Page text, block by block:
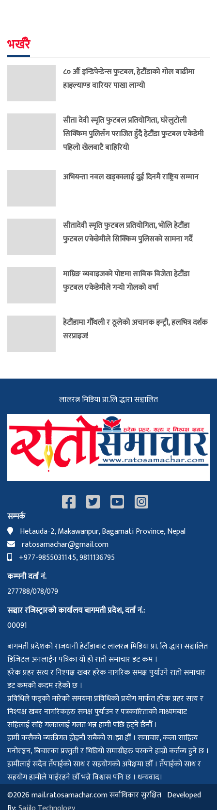
भर्खरै
८० औं इन्डिपेन्डेन्स फुटबल, हेटौंडाको गोल बाढीमा
हाइल्याण्ड वारियर पाखा लाग्यो
सीता देवी स्मृति फुटबल प्रतियोगिता, घरेलुटोली
सिक्किम पुलिसँग पराजित हुँदै हेटौंडा फुटबल एकेडेमी
पहिलो खेलबाटै बाहिरियो
अभियन्ता नवल खड्कालाई दुई दिनमै राष्ट्रिय सम्मान
सीतादेवी स्मृति फुटबल प्रतियोगिता, भोलि हेटौंडा
फुटबल एकेडेमीले सिक्किम पुलिसको सामना गर्दै
माम्रिङ व्यवाइजको पोष्टमा साविक विजेता हेटौंडा
फुटबल एकेडेमीले गर्‍यो गोलको वर्षा
हेटौंडामा गौँथली र ठूलेको अचानक इन्ट्री, हलभित्र दर्शक
सरप्राइज!
लालरत्न मिडिया प्रा.लि द्धारा सञ्चालित
सम्पर्क
Hetauda-2, Makawanpur, Bagamati Province, Nepal
ratosamachar@gmail.com
+977-9855031145, 9811136795
कम्पनी दर्ता नं.
277788/078/079
सञ्चार रजिस्ट्रारको कार्यालय बागमती प्रदेश, दर्ता नं.:
00091
बागमती प्रदेशको राजधानी हेटौँडाबाट लालरत्न मिडिया प्रा. लि द्धारा सञ्चालित
डिजिटल अनलाईन पत्रिका यो हो रातो समाचार डट कम ।
हरेक प्रहर सत्य र निश्पक्ष खबर हरेक नागरिक समक्ष पुर्याउने रातो समाचार
डट कमको कदम रहेको छ ।
प्रविधिले फड्को मारेको समयमा प्रविधिको प्रयोग मार्फत हरेक प्रहर सत्य र
निश्पक्ष खबर नागरिकहरु समक्ष पुर्याउन र पत्रकारिताको माध्यमबाट
सहिलाई सहि गलतलाई गलत भन्न हामी पछि हट्ने छैनौँ ।
हामी कसैको व्यक्तीगत होइनौ सबैको स।झा हौँ । समाचार, कला साहित्य
मनोरञ्जन, बिचारका प्रस्तुती र भिडियो समाग्रीहरु पस्कने हाम्रो कर्तव्य हुने छ ।
हामीलाई सदैव तँपाईको साथ र सहयोगको अपेक्षमा छौँ । तँपाईको साथ र
सहयोग हामीले पाईरहने छौँ भन्ने विश्वास पनि छ । धन्यवाद।
©2026 mail.ratosamachar.com सर्वाधिकार सुरक्षित Developed